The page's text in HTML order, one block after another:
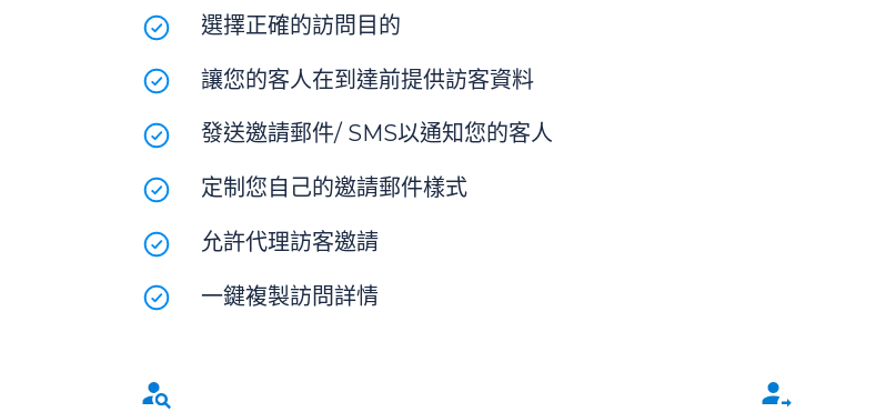
選擇正確的訪問目的
讓您的客人在到達前提供訪客資料
發送邀請郵件/ SMS以通知您的客人
定制您自己的邀請郵件樣式
允許代理訪客邀請
一鍵複製訪問詳情